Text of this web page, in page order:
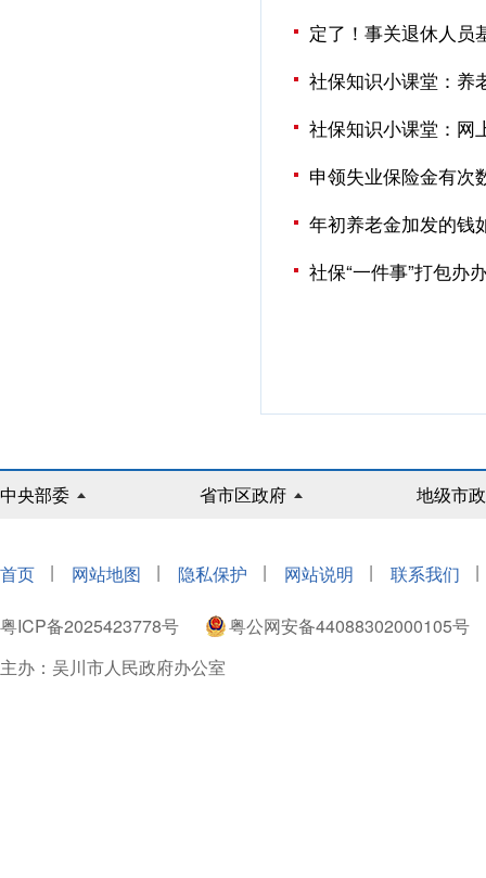
定了！事关退休人员
社保知识小课堂：养
社保知识小课堂：网
申领失业保险金有次
年初养老金加发的钱
社保“一件事”打包办
中央部委 省市区政府 地级市
首页 | 网站地图 | 隐私保护 | 网站说明 | 联系我们 |
粤ICP备2025423778号
粤公网安备44088302000105号
主办：吴川市人民政府办公室